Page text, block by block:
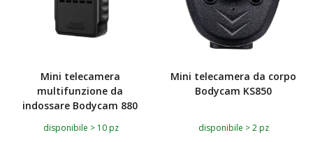
Mini telecamera
multifunzione da
indossare Bodycam 880
disponibile > 10 pz
Mini telecamera da corpo
Bodycam KS850
disponibile > 2 pz